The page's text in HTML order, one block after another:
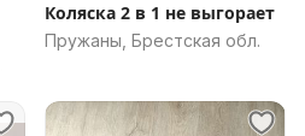
Коляска 2 в 1 не выгорает
Пружаны, Брестская обл.